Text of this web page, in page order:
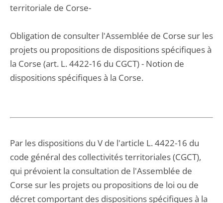
territoriale de Corse-
Obligation de consulter l'Assemblée de Corse sur les
projets ou propositions de dispositions spécifiques à
la Corse (art. L. 4422-16 du CGCT) - Notion de
dispositions spécifiques à la Corse.
Par les dispositions du V de l'article L. 4422-16 du
code général des collectivités territoriales (CGCT),
qui prévoient la consultation de l'Assemblée de
Corse sur les projets ou propositions de loi ou de
décret comportant des dispositions spécifiques à la